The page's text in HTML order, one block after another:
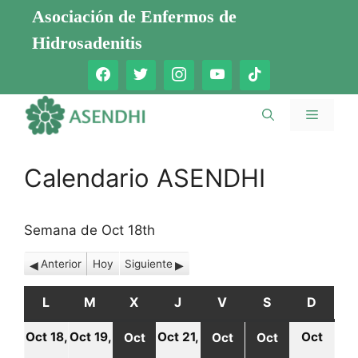
Saltar
contenido
Asociación de Enfermos de
Hidrosadenitis
Menú
Calendario ASENDHI
Semana de Oct 18th
Anterior Hoy Siguiente
L LUNES
M MARTES
X MIÉRCOLES
J JUEVES
V VIERNES
S SÁBADO
D
Oct 18,Oct 19,
Oct
Oct 21,
Oct
Oct
Oct